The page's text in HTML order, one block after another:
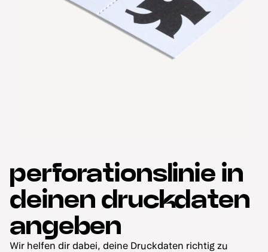
perforationslinie in
deinen druckdaten
angeben
Wir helfen dir dabei, deine Druckdaten richtig zu